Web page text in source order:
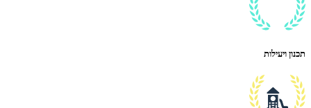
תכנון ויעילות